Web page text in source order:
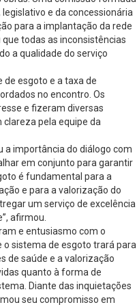
e da concessionária
para a implantação da rede
todas as inconsistências
a qualidade do serviço
de esgoto e a taxa de
no encontro. Os
e fizeram diversas
pela equipe da
a importância do diálogo com
em conjunto para garantir
é fundamental para a
e para a valorização do
um serviço de excelência
afirmou.
e entusiasmo com o
sistema de esgoto trará para
de saúde e a valorização
quanto à forma de
Diante das inquietações
seu compromisso em